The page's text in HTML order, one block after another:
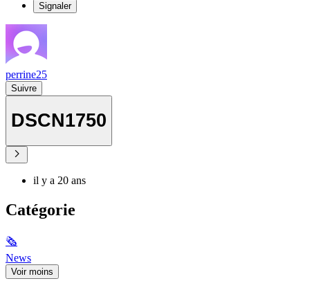
Signaler
perrine25
Suivre
DSCN1750
il y a 20 ans
Catégorie
🗞
News
Voir moins